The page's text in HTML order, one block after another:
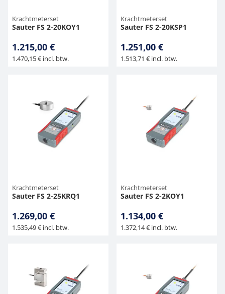
Krachtmeterset
Sauter FS 2-20KOY1
1.215,00 €
1.470,15 € incl. btw.
Krachtmeterset
Sauter FS 2-20KSP1
1.251,00 €
1.513,71 € incl. btw.
Krachtmeterset
Sauter FS 2-25KRQ1
1.269,00 €
1.535,49 € incl. btw.
Krachtmeterset
Sauter FS 2-2KOY1
1.134,00 €
1.372,14 € incl. btw.